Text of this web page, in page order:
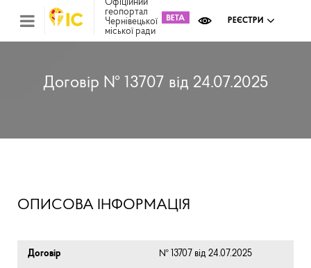
Офіційний
геопортал
Чернівецької
міської ради
РЕЄСТРИ
Договір № 13707 від 24.07.2025
ОПИСОВА ІНФОРМАЦІЯ
Договір № 13707 від 24.07.2025